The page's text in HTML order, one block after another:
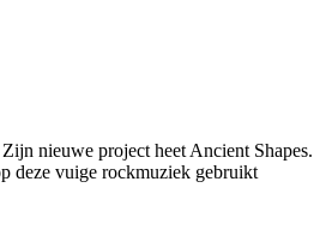
nieuwe project heet Ancient Shapes.
deze vuige rockmuziek gebruikt